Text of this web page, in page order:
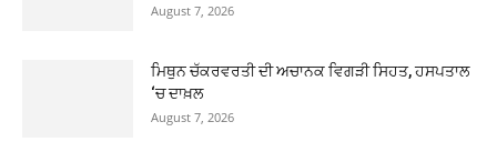
August 7, 2026
ਮਿਥੁਨ ਚੱਕਰਵਰਤੀ ਦੀ ਅਚਾਨਕ ਵਿਗੜੀ ਸਿਹਤ, ਹਸਪਤਾਲ
‘ਚ ਦਾਖ਼ਲ
August 7, 2026